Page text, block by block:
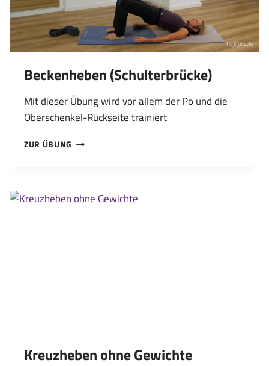
Beckenheben (Schulterbrücke)
Mit dieser Übung wird vor allem der Po und die
Oberschenkel-Rückseite trainiert
ZUR ÜBUNG BECKENHEBEN
Kreuzheben ohne Gewichte